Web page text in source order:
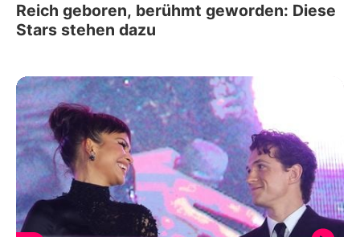
Reich geboren, berühmt geworden: Diese
Stars stehen dazu